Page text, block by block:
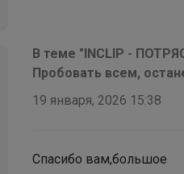
В теме "INCLIP -
Пробовать всем,
19 января, 2026 15:38
Спасибо вам,большое